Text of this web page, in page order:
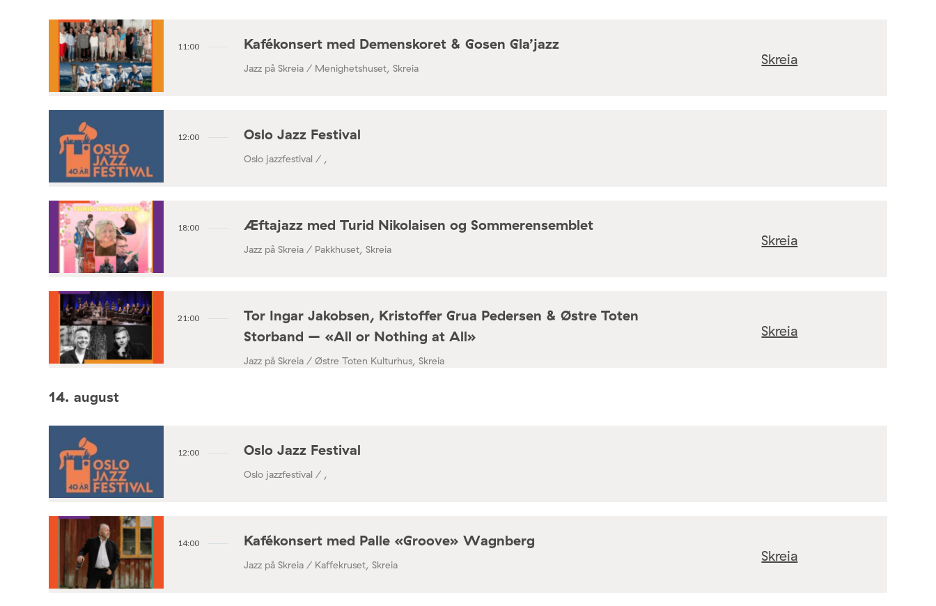
11:00 Kafékonsert med Demenskoret & Gosen Gla’jazz
Jazz på Skreia / Menighetshuset, Skreia
Skreia
12:00 Oslo Jazz Festival
Oslo jazzfestival / ,
18:00 Æftajazz med Turid Nikolaisen og Sommerensemblet
Jazz på Skreia / Pakkhuset, Skreia
Skreia
21:00
Tor Ingar Jakobsen, Kristoffer Grua Pedersen & Østre Toten
Storband – «All or Nothing at All»
Jazz på Skreia / Østre Toten Kulturhus, Skreia
Skreia
14. august
12:00 Oslo Jazz Festival
Oslo jazzfestival / ,
14:00 Kafékonsert med Palle «Groove» Wagnberg
Jazz på Skreia / Kaffekruset, Skreia
Skreia